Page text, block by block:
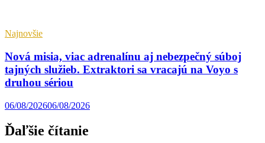
Najnovšie
Nová misia, viac adrenalínu aj nebezpečný súboj
tajných služieb. Extraktori sa vracajú na Voyo s
druhou sériou
06/08/202606/08/2026
Ďaľšie čítanie